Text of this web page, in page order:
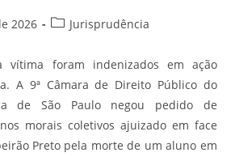
2026
Categoria
post:
Jurisprudência
vítima foram indenizados em ação
A 9ª Câmara de Direito Público do
de São Paulo negou pedido de
morais coletivos ajuizado em face
Preto pela morte de um aluno em